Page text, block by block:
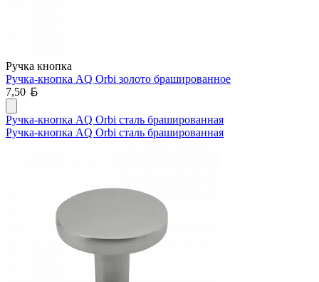
Ручка кнопка
Ручка-кнопка AQ Orbi золото брашированное
7,50
Ручка-кнопка AQ Orbi сталь брашированная
Ручка-кнопка AQ Orbi сталь брашированная